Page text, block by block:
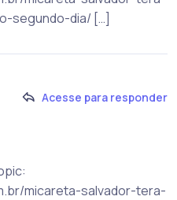
segundo-dia/ […]
Acesse para responder
micareta-salvador-tera-